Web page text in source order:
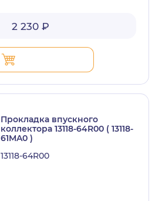
2 230 ₽
Прокладка впускного
коллектора 13118-64R00 ( 13118-
61MA0 )
13118-64R00